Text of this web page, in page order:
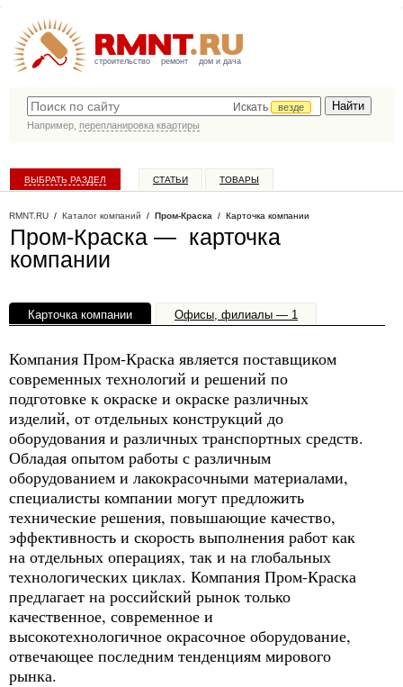
строительство ремонт дом и дача
Искать
везде
Например, перепланировка квартиры
ВЫБРАТЬ РАЗДЕЛ СТАТЬИ ТОВАРЫ
RMNT.RU / Каталог компаний / Пром-Краска / Карточка компании
Пром-Краска — карточка
компании
Карточка компании Офисы, филиалы — 1
Компания Пром-Краска является поставщиком
современных технологий и решений по
подготовке к окраске и окраске различных
изделий, от отдельных конструкций до
оборудования и различных транспортных средств.
Обладая опытом работы с различным
оборудованием и лакокрасочными материалами,
специалисты компании могут предложить
технические решения, повышающие качество,
эффективность и скорость выполнения работ как
на отдельных операциях, так и на глобальных
технологических циклах. Компания Пром-Краска
предлагает на российский рынок только
качественное, современное и
высокотехнологичное окрасочное оборудование,
отвечающее последним тенденциям мирового
рынка.